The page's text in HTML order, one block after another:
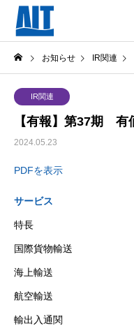
お知らせ IR関連
IR関連
【有報】第37期 有
2024.05.23
PDFを表示
サービス
特長
国際貨物輸送
海上輸送
航空輸送
輸出入通関